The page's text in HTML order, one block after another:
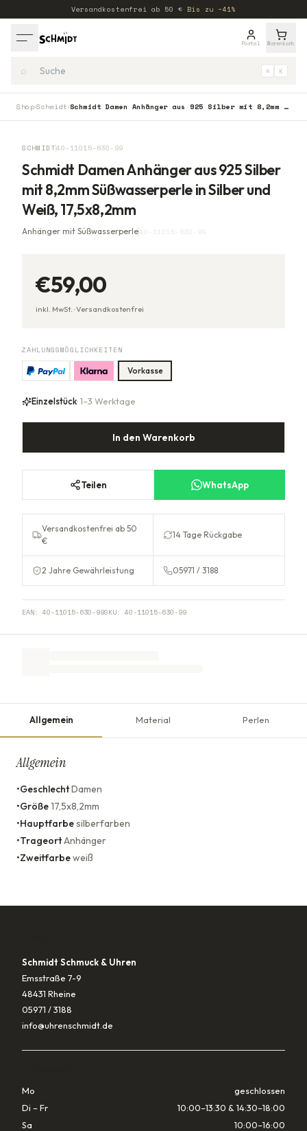
Versandkostenfrei ab 50 € Bis zu −41%
Portal Warenkorb
⌕ ⌘ K
Shop›Schmidt › Schmidt Damen Anhänger aus 925 Silber mit 8,2mm Süßwasserperle in Silber und Weiß, 17,5x8,2mm
SCHMIDT40-11015-630-99
Schmidt Damen Anhänger aus 925 Silber
mit 8,2mm Süßwasserperle in Silber und
Weiß, 17,5x8,2mm
Anhänger mit Süßwasserperle40-11015-630-99
€59,00
inkl. MwSt. ·Versandkostenfrei
ZAHLUNGSMÖGLICHKEITEN
Vorkasse
Einzelstück· 1–3 Werktage
In den Warenkorb
Teilen WhatsApp
Versandkostenfrei ab 50
€
14 Tage Rückgabe
2 Jahre Gewährleistung 05971 / 3188
EAN: 40-11015-630-99SKU: 40-11015-630-99
Allgemein Material Perlen
Allgemein
•GeschlechtDamen
•Größe17,5x8,2mm
•Hauptfarbesilberfarben
•TrageortAnhänger
•Zweitfarbeweiß
Schmidt Schmuck & Uhren
Emsstraße 7-9
48431 Rheine
05971 / 3188
info@uhrenschmidt.de
Mo
geschlossen
Di – Fr
10:00–13:30 & 14:30–18:00
Sa
10:00–16:00